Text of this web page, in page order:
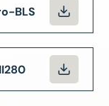
BLS